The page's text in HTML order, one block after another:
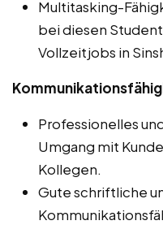
Multitasking-
bei diesen
Vollzeitjobs in
Professionelles
Umgang mit
Kollegen.
Gute schriftliche